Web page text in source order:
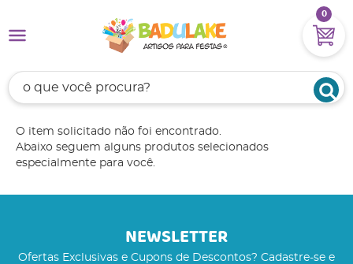
0
O item solicitado não foi encontrado.
Abaixo seguem alguns produtos selecionados
especialmente para você.
NEWSLETTER
Ofertas Exclusivas e Cupons de Descontos? Cadastre-se e